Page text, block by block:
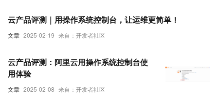
文章 2025-02-19 来自：开发者社区
云产品评测｜用操作系统控制台，让运维更简单！
文章 2025-02-08 来自：开发者社区
云产品评测：阿里云用操作系统控制台使
用体验